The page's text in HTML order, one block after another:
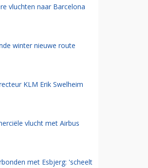
vluchten naar Barcelona
winter nieuwe route
KLM Erik Swelheim
vlucht met Airbus
met Esbjerg: 'scheelt